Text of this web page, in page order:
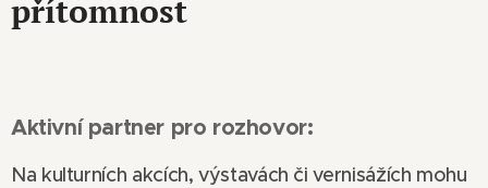
přítomnost
Aktivní partner pro rozhovor:
Na kulturních akcích, výstavách či vernisážích mohu